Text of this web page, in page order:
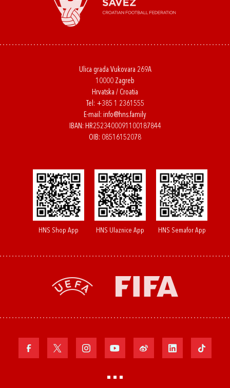
Ulica grada Vukovara 269A
10000 Zagreb
Hrvatska / Croatia
Tel: +385 1 2361555
E-mail: info@hns.family
IBAN: HR2523400091100187844
OIB: 08516152078
HNS Shop App HNS Ulaznice App HNS Semafor App